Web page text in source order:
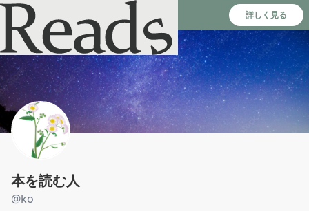
Reads - 読書のSNS＆記録アプリ 詳しく見る
本を読む人
@ko